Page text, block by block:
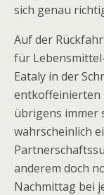
sich genau
Auf der
für
Eataly in der
entkoffeinierten
übrigens immer
wahrscheinlich
anderem doch
Nachmittag bei